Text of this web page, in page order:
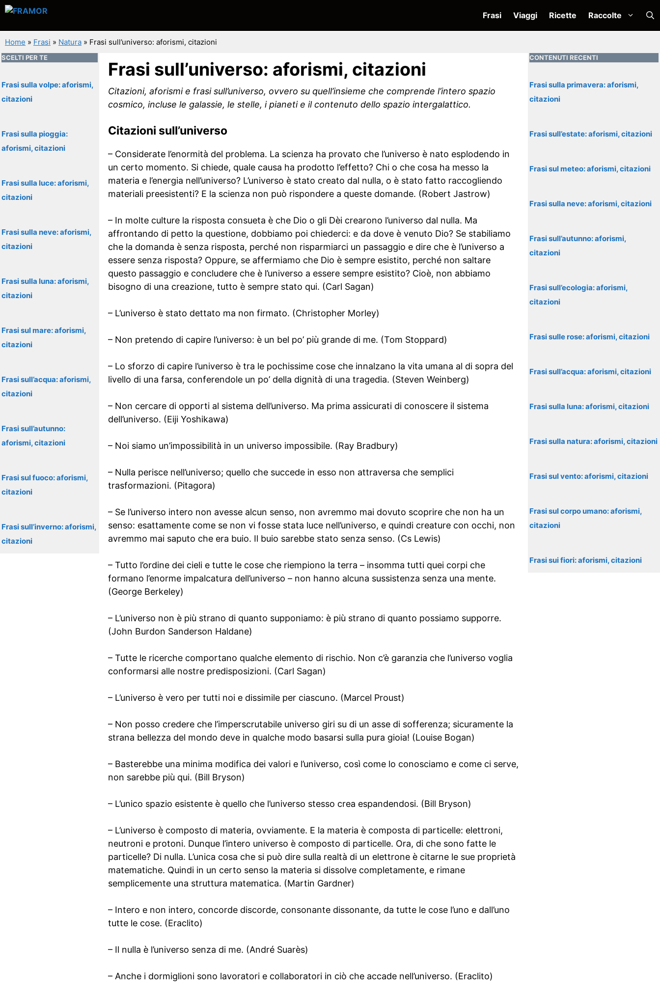
Vai
contenuto
Frasi Viaggi Ricette Raccolte
Home » Frasi » Natura » Frasi sull’universo: aforismi, citazioni
Frasi sull’universo: aforismi, citazioni
Citazioni, aforismi e frasi sull’universo, ovvero su quell’insieme che comprende l’intero spazio
cosmico, incluse le galassie, le stelle, i pianeti e il contenuto dello spazio intergalattico.
Citazioni sull’universo
– Considerate l’enormità del problema. La scienza ha provato che l’universo è nato esplodendo in
un certo momento. Si chiede, quale causa ha prodotto l’effetto? Chi o che cosa ha messo la
materia e l’energia nell’universo? L’universo è stato creato dal nulla, o è stato fatto raccogliendo
materiali preesistenti? E la scienza non può rispondere a queste domande. (Robert Jastrow)
– In molte culture la risposta consueta è che Dio o gli Dèi crearono l’universo dal nulla. Ma
affrontando di petto la questione, dobbiamo poi chiederci: e da dove è venuto Dio? Se stabiliamo
che la domanda è senza risposta, perché non risparmiarci un passaggio e dire che è l’universo a
essere senza risposta? Oppure, se affermiamo che Dio è sempre esistito, perché non saltare
questo passaggio e concludere che è l’universo a essere sempre esistito? Cioè, non abbiamo
bisogno di una creazione, tutto è sempre stato qui. (Carl Sagan)
– L’universo è stato dettato ma non firmato. (Christopher Morley)
– Non pretendo di capire l’universo: è un bel po’ più grande di me. (Tom Stoppard)
– Lo sforzo di capire l’universo è tra le pochissime cose che innalzano la vita umana al di sopra del
livello di una farsa, conferendole un po’ della dignità di una tragedia. (Steven Weinberg)
– Non cercare di opporti al sistema dell’universo. Ma prima assicurati di conoscere il sistema
dell’universo. (Eiji Yoshikawa)
– Noi siamo un’impossibilità in un universo impossibile. (Ray Bradbury)
– Nulla perisce nell’universo; quello che succede in esso non attraversa che semplici
trasformazioni. (Pitagora)
– Se l’universo intero non avesse alcun senso, non avremmo mai dovuto scoprire che non ha un
senso: esattamente come se non vi fosse stata luce nell’universo, e quindi creature con occhi, non
avremmo mai saputo che era buio. Il buio sarebbe stato senza senso. (Cs Lewis)
– Tutto l’ordine dei cieli e tutte le cose che riempiono la terra – insomma tutti quei corpi che
formano l’enorme impalcatura dell’universo – non hanno alcuna sussistenza senza una mente.
(George Berkeley)
– L’universo non è più strano di quanto supponiamo: è più strano di quanto possiamo supporre.
(John Burdon Sanderson Haldane)
– Tutte le ricerche comportano qualche elemento di rischio. Non c’è garanzia che l’universo voglia
conformarsi alle nostre predisposizioni. (Carl Sagan)
– L’universo è vero per tutti noi e dissimile per ciascuno. (Marcel Proust)
– Non posso credere che l’imperscrutabile universo giri su di un asse di sofferenza; sicuramente la
strana bellezza del mondo deve in qualche modo basarsi sulla pura gioia! (Louise Bogan)
– Basterebbe una minima modifica dei valori e l’universo, così come lo conosciamo e come ci serve,
non sarebbe più qui. (Bill Bryson)
– L’unico spazio esistente è quello che l’universo stesso crea espandendosi. (Bill Bryson)
– L’universo è composto di materia, ovviamente. E la materia è composta di particelle: elettroni,
neutroni e protoni. Dunque l’intero universo è composto di particelle. Ora, di che sono fatte le
particelle? Di nulla. L’unica cosa che si può dire sulla realtà di un elettrone è citarne le sue proprietà
matematiche. Quindi in un certo senso la materia si dissolve completamente, e rimane
semplicemente una struttura matematica. (Martin Gardner)
– Intero e non intero, concorde discorde, consonante dissonante, da tutte le cose l’uno e dall’uno
tutte le cose. (Eraclito)
– Il nulla è l’universo senza di me. (André Suarès)
– Anche i dormiglioni sono lavoratori e collaboratori in ciò che accade nell’universo. (Eraclito)
SCELTI PER TE
Frasi sulla volpe: aforismi,
citazioni
Frasi sulla pioggia:
aforismi, citazioni
Frasi sulla luce: aforismi,
citazioni
Frasi sulla neve: aforismi,
citazioni
Frasi sulla luna: aforismi,
citazioni
Frasi sul mare: aforismi,
citazioni
Frasi sull’acqua: aforismi,
citazioni
Frasi sull’autunno:
aforismi, citazioni
Frasi sul fuoco: aforismi,
citazioni
Frasi sull’inverno: aforismi,
citazioni
CONTENUTI RECENTI
Frasi sulla primavera: aforismi,
citazioni
Frasi sull’estate: aforismi, citazioni
Frasi sul meteo: aforismi, citazioni
Frasi sulla neve: aforismi, citazioni
Frasi sull’autunno: aforismi,
citazioni
Frasi sull’ecologia: aforismi,
citazioni
Frasi sulle rose: aforismi, citazioni
Frasi sull’acqua: aforismi, citazioni
Frasi sulla luna: aforismi, citazioni
Frasi sulla natura: aforismi, citazioni
Frasi sul vento: aforismi, citazioni
Frasi sul corpo umano: aforismi,
citazioni
Frasi sui fiori: aforismi, citazioni